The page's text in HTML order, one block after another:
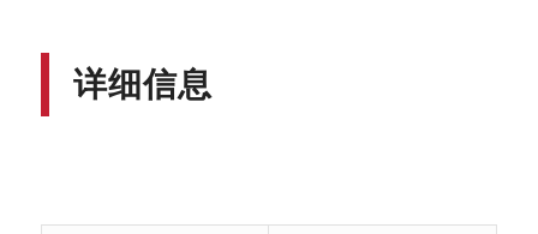
详细信息